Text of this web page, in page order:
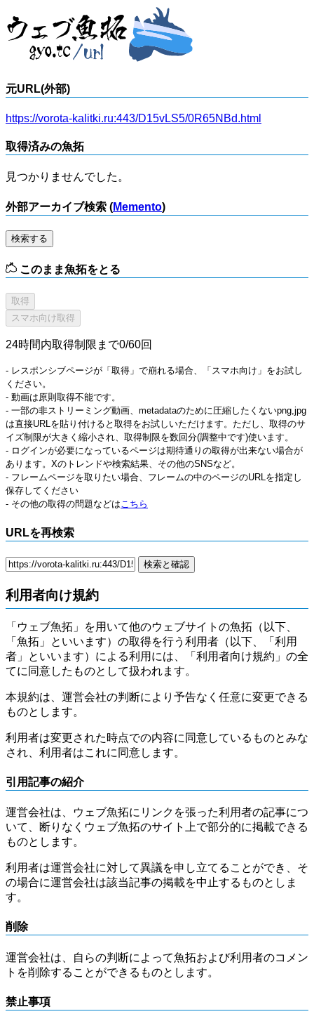
元URL(外部)
https://vorota-kalitki.ru:443/D15vLS5/0R65NBd.html
取得済みの魚拓
見つかりませんでした。
外部アーカイブ検索 (Memento)
検索する
このまま魚拓をとる
24時間内取得制限まで0/60回
- レスポンシブページが「取得」で崩れる場合、「スマホ向け」をお試し
ください。
- 動画は原則取得不能です。
- 一部の非ストリーミング動画、metadataのために圧縮したくないpng,jpg
は直接URLを貼り付けると取得をお試しいただけます。ただし、取得のサ
イズ制限が大きく縮小され、取得制限を数回分(調整中です)使います。
- ログインが必要になっているページは期待通りの取得が出来ない場合が
あります。Xのトレンドや検索結果、その他のSNSなど。
- フレームページを取りたい場合、フレームの中のページのURLを指定し
保存してください
- その他の取得の問題などはこちら
URLを再検索
利用者向け規約
「ウェブ魚拓」を用いて他のウェブサイトの魚拓（以下、
「魚拓」といいます）の取得を行う利用者（以下、「利用
者」といいます）による利用には、「利用者向け規約」の全
てに同意したものとして扱われます。
本規約は、運営会社の判断により予告なく任意に変更できる
ものとします。
利用者は変更された時点での内容に同意しているものとみな
され、利用者はこれに同意します。
引用記事の紹介
運営会社は、ウェブ魚拓にリンクを張った利用者の記事につ
いて、断りなくウェブ魚拓のサイト上で部分的に掲載できる
ものとします。
利用者は運営会社に対して異議を申し立てることができ、そ
の場合に運営会社は該当記事の掲載を中止するものとしま
す。
削除
運営会社は、自らの判断によって魚拓および利用者のコメン
トを削除することができるものとします。
禁止事項